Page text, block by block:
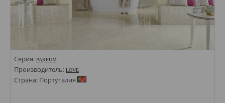
Серия: PARFUM
Производитель: LOVE
Страна: Португалия